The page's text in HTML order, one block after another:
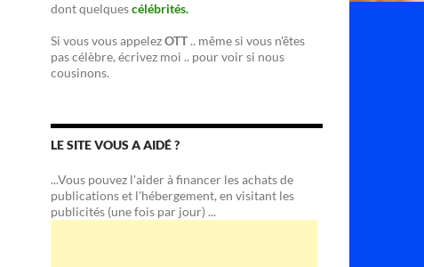
dont quelquescélébrités.
Si vous vous appelezOTT.. même si vous n'êtes
pas célèbre, écrivez moi .. pour voir si nous
cousinons.
LE SITE VOUS A AIDÉ ?
...Vous pouvez l'aider à financer les achats de
publications et l'hébergement, en visitant les
publicités (une fois par jour) ...